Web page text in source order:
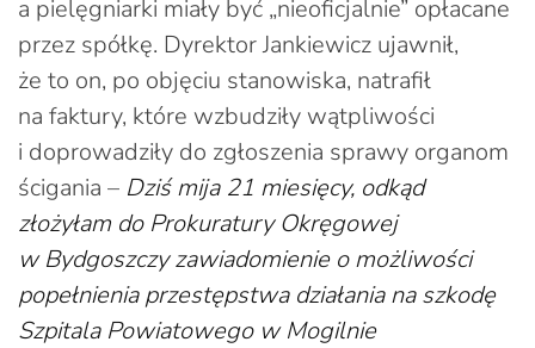
a pielęgniarki miały być „nieoficjalnie” opłacane
przez spółkę. Dyrektor Jankiewicz ujawnił,
że to on, po objęciu stanowiska, natrafił
na faktury, które wzbudziły wątpliwości
i doprowadziły do zgłoszenia sprawy organom
ścigania – Dziś mija 21 miesięcy, odkąd
złożyłam do Prokuratury Okręgowej
w Bydgoszczy zawiadomienie o możliwości
popełnienia przestępstwa działania na szkodę
Szpitala Powiatowego w Mogilnie